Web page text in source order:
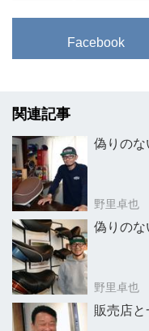
Facebook
関連記事
野里卓也
偽りのな
野里卓也
販売店と